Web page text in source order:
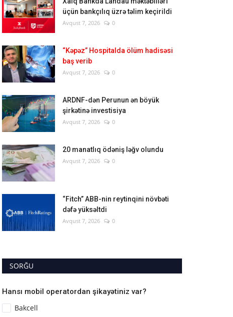
üçün bankçılıq üzrə təlim keçirildi
Avqust 7, 2026 0
“Kəpəz” Hospitalda ölüm hadisəsi
baş verib
Avqust 7, 2026 0
ARDNF-dən Perunun ən böyük
şirkətinə investisiya
Avqust 7, 2026 0
20 manatlıq ödəniş ləğv olundu
Avqust 7, 2026 0
“Fitch” ABB-nin reytinqini növbəti
dəfə yüksəltdi
Avqust 7, 2026 0
SORĞU
Hansı mobil operatordan şikayətiniz var?
Bakcell